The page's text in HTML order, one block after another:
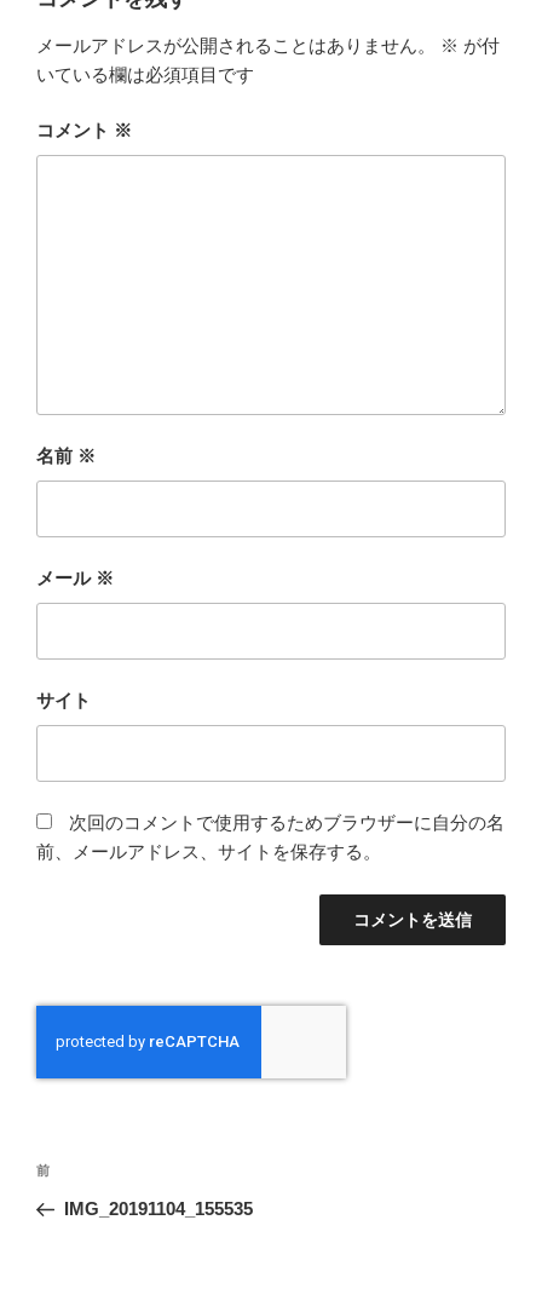
メールアドレスが公開されることはありません。 ※ が付
いている欄は必須項目です
コメント ※
名前 ※
メール ※
サイト
次回のコメントで使用するためブラウザーに自分の名
前、メールアドレス、サイトを保存する。
投
ナ
前
の
前
IMG_20191104_155535